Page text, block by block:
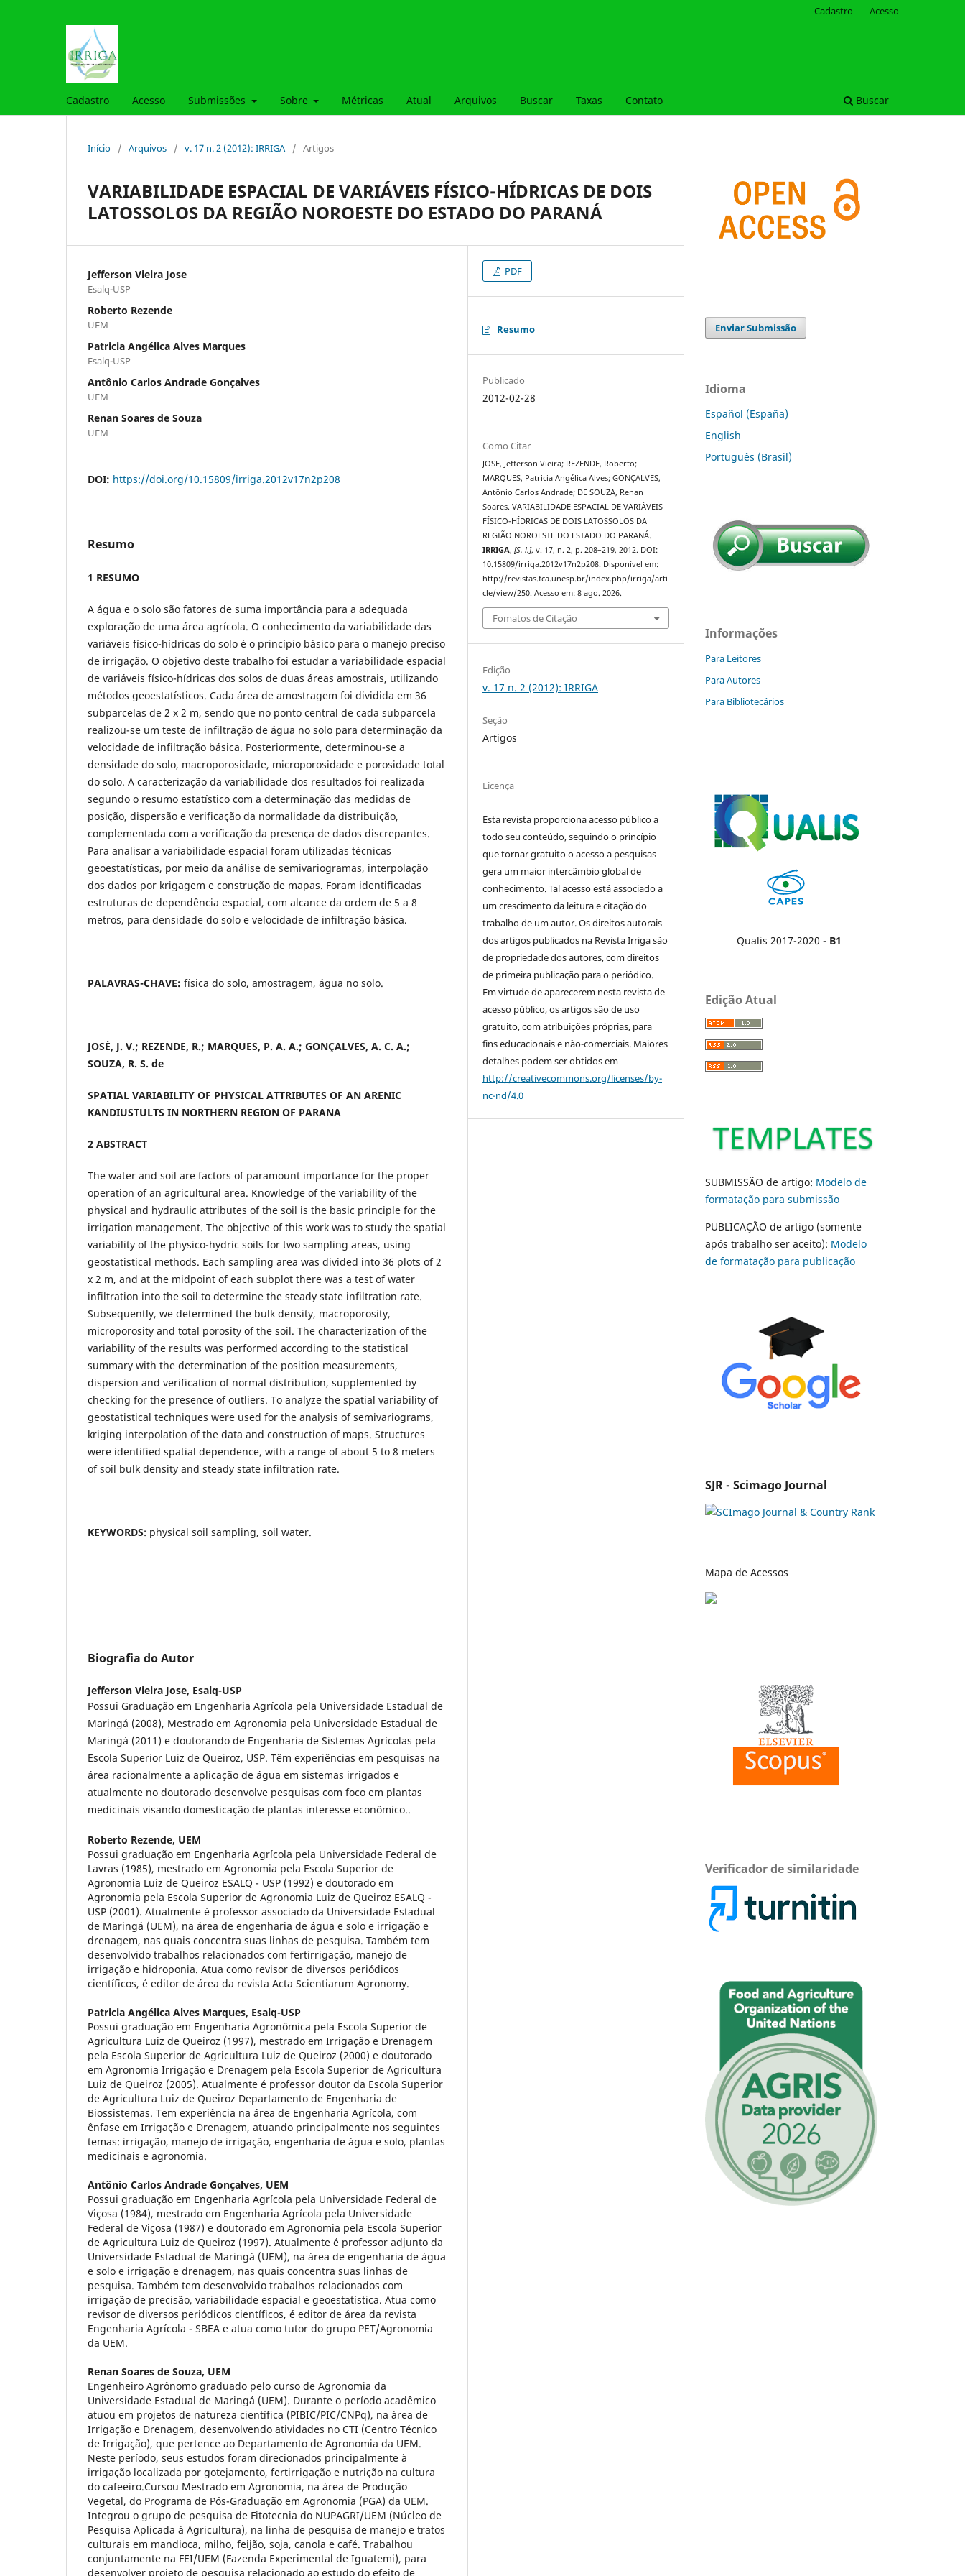
Cadastro Acesso Submissões Sobre Métricas Atual Arquivos Buscar Taxas Contato Buscar
Cadastro Acesso
Início / Arquivos / v. 17 n. 2 (2012): IRRIGA / Artigos
VARIABILIDADE ESPACIAL DE VARIÁVEIS FÍSICO-HÍDRICAS DE DOIS
LATOSSOLOS DA REGIÃO NOROESTE DO ESTADO DO PARANÁ
Jefferson Vieira Jose
Esalq-USP
Roberto Rezende
UEM
Patricia Angélica Alves Marques
Esalq-USP
Antônio Carlos Andrade Gonçalves
UEM
Renan Soares de Souza
UEM
DOI: https://doi.org/10.15809/irriga.2012v17n2p208
Resumo
1 RESUMO
A água e o solo são fatores de suma importância para a adequada
exploração de uma área agrícola. O conhecimento da variabilidade das
variáveis físico-hídricas do solo é o princípio básico para o manejo preciso
de irrigação. O objetivo deste trabalho foi estudar a variabilidade espacial
de variáveis físico-hídricas dos solos de duas áreas amostrais, utilizando
métodos geoestatísticos. Cada área de amostragem foi dividida em 36
subparcelas de 2 x 2 m, sendo que no ponto central de cada subparcela
realizou-se um teste de infiltração de água no solo para determinação da
velocidade de infiltração básica. Posteriormente, determinou-se a
densidade do solo, macroporosidade, microporosidade e porosidade total
do solo. A caracterização da variabilidade dos resultados foi realizada
segundo o resumo estatístico com a determinação das medidas de
posição, dispersão e verificação da normalidade da distribuição,
complementada com a verificação da presença de dados discrepantes.
Para analisar a variabilidade espacial foram utilizadas técnicas
geoestatísticas, por meio da análise de semivariogramas, interpolação
dos dados por krigagem e construção de mapas. Foram identificadas
estruturas de dependência espacial, com alcance da ordem de 5 a 8
metros, para densidade do solo e velocidade de infiltração básica.
PALAVRAS-CHAVE: física do solo, amostragem, água no solo.
JOSÉ, J. V.; REZENDE, R.; MARQUES, P. A. A.; GONÇALVES, A. C. A.;
SOUZA, R. S. de
SPATIAL VARIABILITY OF PHYSICAL ATTRIBUTES OF AN ARENIC
KANDIUSTULTS IN NORTHERN REGION OF PARANA
2 ABSTRACT
The water and soil are factors of paramount importance for the proper
operation of an agricultural area. Knowledge of the variability of the
physical and hydraulic attributes of the soil is the basic principle for the
irrigation management. The objective of this work was to study the spatial
variability of the physico-hydric soils for two sampling areas, using
geostatistical methods. Each sampling area was divided into 36 plots of 2
x 2 m, and at the midpoint of each subplot there was a test of water
infiltration into the soil to determine the steady state infiltration rate.
Subsequently, we determined the bulk density, macroporosity,
microporosity and total porosity of the soil. The characterization of the
variability of the results was performed according to the statistical
summary with the determination of the position measurements,
dispersion and verification of normal distribution, supplemented by
checking for the presence of outliers. To analyze the spatial variability of
geostatistical techniques were used for the analysis of semivariograms,
kriging interpolation of the data and construction of maps. Structures
were identified spatial dependence, with a range of about 5 to 8 meters
of soil bulk density and steady state infiltration rate.
KEYWORDS: physical soil sampling, soil water.
Biografia do Autor
Jefferson Vieira Jose, Esalq-USP
Possui Graduação em Engenharia Agrícola pela Universidade Estadual de
Maringá (2008), Mestrado em Agronomia pela Universidade Estadual de
Maringá (2011) e doutorando de Engenharia de Sistemas Agrícolas pela
Escola Superior Luiz de Queiroz, USP. Têm experiências em pesquisas na
área racionalmente a aplicação de água em sistemas irrigados e
atualmente no doutorado desenvolve pesquisas com foco em plantas
medicinais visando domesticação de plantas interesse econômico..
Roberto Rezende, UEM
Possui graduação em Engenharia Agrícola pela Universidade Federal de
Lavras (1985), mestrado em Agronomia pela Escola Superior de
Agronomia Luiz de Queiroz ESALQ - USP (1992) e doutorado em
Agronomia pela Escola Superior de Agronomia Luiz de Queiroz ESALQ -
USP (2001). Atualmente é professor associado da Universidade Estadual
de Maringá (UEM), na área de engenharia de água e solo e irrigação e
drenagem, nas quais concentra suas linhas de pesquisa. Também tem
desenvolvido trabalhos relacionados com fertirrigação, manejo de
irrigação e hidroponia. Atua como revisor de diversos periódicos
científicos, é editor de área da revista Acta Scientiarum Agronomy.
Patricia Angélica Alves Marques, Esalq-USP
Possui graduação em Engenharia Agronômica pela Escola Superior de
Agricultura Luiz de Queiroz (1997), mestrado em Irrigação e Drenagem
pela Escola Superior de Agricultura Luiz de Queiroz (2000) e doutorado
em Agronomia Irrigação e Drenagem pela Escola Superior de Agricultura
Luiz de Queiroz (2005). Atualmente é professor doutor da Escola Superior
de Agricultura Luiz de Queiroz Departamento de Engenharia de
Biossistemas. Tem experiência na área de Engenharia Agrícola, com
ênfase em Irrigação e Drenagem, atuando principalmente nos seguintes
temas: irrigação, manejo de irrigação, engenharia de água e solo, plantas
medicinais e agronomia.
Antônio Carlos Andrade Gonçalves, UEM
Possui graduação em Engenharia Agrícola pela Universidade Federal de
Viçosa (1984), mestrado em Engenharia Agrícola pela Universidade
Federal de Viçosa (1987) e doutorado em Agronomia pela Escola Superior
de Agricultura Luiz de Queiroz (1997). Atualmente é professor adjunto da
Universidade Estadual de Maringá (UEM), na área de engenharia de água
e solo e irrigação e drenagem, nas quais concentra suas linhas de
pesquisa. Também tem desenvolvido trabalhos relacionados com
irrigação de precisão, variabilidade espacial e geoestatística. Atua como
revisor de diversos periódicos científicos, é editor de área da revista
Engenharia Agrícola - SBEA e atua como tutor do grupo PET/Agronomia
da UEM.
Renan Soares de Souza, UEM
Engenheiro Agrônomo graduado pelo curso de Agronomia da
Universidade Estadual de Maringá (UEM). Durante o período acadêmico
atuou em projetos de natureza científica (PIBIC/PIC/CNPq), na área de
Irrigação e Drenagem, desenvolvendo atividades no CTI (Centro Técnico
de Irrigação), que pertence ao Departamento de Agronomia da UEM.
Neste período, seus estudos foram direcionados principalmente à
irrigação localizada por gotejamento, fertirrigação e nutrição na cultura
do cafeeiro.Cursou Mestrado em Agronomia, na área de Produção
Vegetal, do Programa de Pós-Graduação em Agronomia (PGA) da UEM.
Integrou o grupo de pesquisa de Fitotecnia do NUPAGRI/UEM (Núcleo de
Pesquisa Aplicada à Agricultura), na linha de pesquisa de manejo e tratos
culturais em mandioca, milho, feijão, soja, canola e café. Trabalhou
conjuntamente na FEI/UEM (Fazenda Experimental de Iguatemi), para
desenvolver projeto de pesquisa relacionado ao estudo do efeito de
PDF
Resumo
Publicado
2012-02-28
Como Citar
JOSE, Jefferson Vieira; REZENDE, Roberto;
MARQUES, Patricia Angélica Alves; GONÇALVES,
Antônio Carlos Andrade; DE SOUZA, Renan
Soares. VARIABILIDADE ESPACIAL DE VARIÁVEIS
FÍSICO-HÍDRICAS DE DOIS LATOSSOLOS DA
REGIÃO NOROESTE DO ESTADO DO PARANÁ.
IRRIGA,[S. l.], v. 17, n. 2, p. 208–219, 2012. DOI:
10.15809/irriga.2012v17n2p208. Disponível em:
http://revistas.fca.unesp.br/index.php/irriga/arti
cle/view/250. Acesso em: 8 ago. 2026.
Fomatos de Citação
Edição
v. 17 n. 2 (2012): IRRIGA
Seção
Artigos
Licença
Esta revista proporciona acesso público a
todo seu conteúdo, seguindo o princípio
que tornar gratuito o acesso a pesquisas
gera um maior intercâmbio global de
conhecimento. Tal acesso está associado a
um crescimento da leitura e citação do
trabalho de um autor. Os direitos autorais
dos artigos publicados na Revista Irriga são
de propriedade dos autores, com direitos
de primeira publicação para o periódico.
Em virtude de aparecerem nesta revista de
acesso público, os artigos são de uso
gratuito, com atribuições próprias, para
fins educacionais e não-comerciais. Maiores
detalhes podem ser obtidos em
http://creativecommons.org/licenses/by-
nc-nd/4.0
Enviar Submissão
Idioma
Español (España)
English
Português (Brasil)
Informações
Para Leitores
Para Autores
Para Bibliotecários
Qualis 2017-2020 - B1
Edição Atual
SUBMISSÃO de artigo: Modelo de
formatação para submissão
PUBLICAÇÃO de artigo (somente
após trabalho ser aceito): Modelo
de formatação para publicação
SJR - Scimago Journal
Mapa de Acessos
Verificador de similaridade